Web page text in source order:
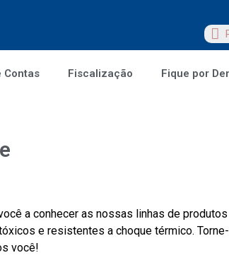
Contas Fiscalização Fique por
a conhecer as nossas linhas de produtos
e resistentes a choque térmico.
você!